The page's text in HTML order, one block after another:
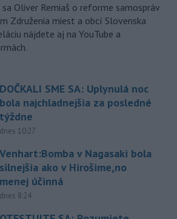
Oliver Remiaš o reforme samospráv
Združenia miest a obcí Slovenska
nájdete aj na YouTube a
DOČKALI SME SA: Uplynulá noc
bola najchladnejšia za posledné
týždne
dnes 10:27
Venhart:Bomba v Nagasaki bola
silnejšia ako v Hirošime,no
menej účinná
dnes 8:24